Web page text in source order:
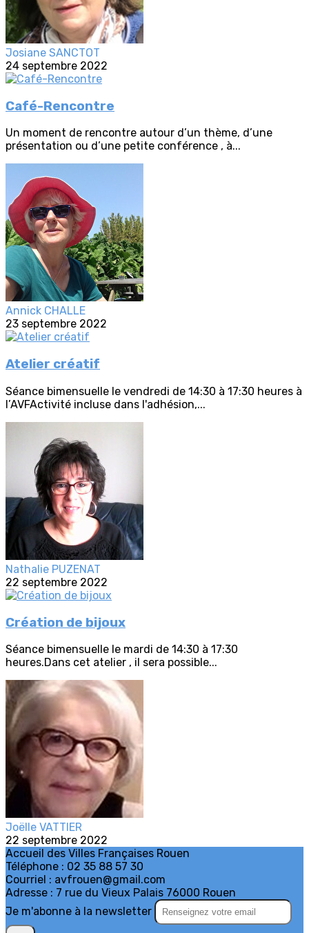
Josiane SANCTOT
24 septembre 2022
Café-Rencontre
Un moment de rencontre autour d’un thème, d’une
présentation ou d’une petite conférence , à...
Annick CHALLE
23 septembre 2022
Atelier créatif
Séance bimensuelle le vendredi de 14:30 à 17:30 heures à
l’AVFActivité incluse dans l'adhésion,...
Nathalie PUZENAT
22 septembre 2022
Création de bijoux
Séance bimensuelle le mardi de 14:30 à 17:30
heures.Dans cet atelier , il sera possible...
Joëlle VATTIER
22 septembre 2022
Accueil des Villes Françaises Rouen
Téléphone : 02 35 88 57 30
Courriel : avfrouen@gmail.com
Adresse : 7 rue du Vieux Palais 76000 Rouen
Je m'abonne à la newsletter